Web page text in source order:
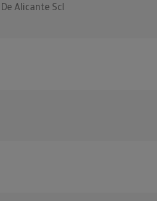
Alicante Scl